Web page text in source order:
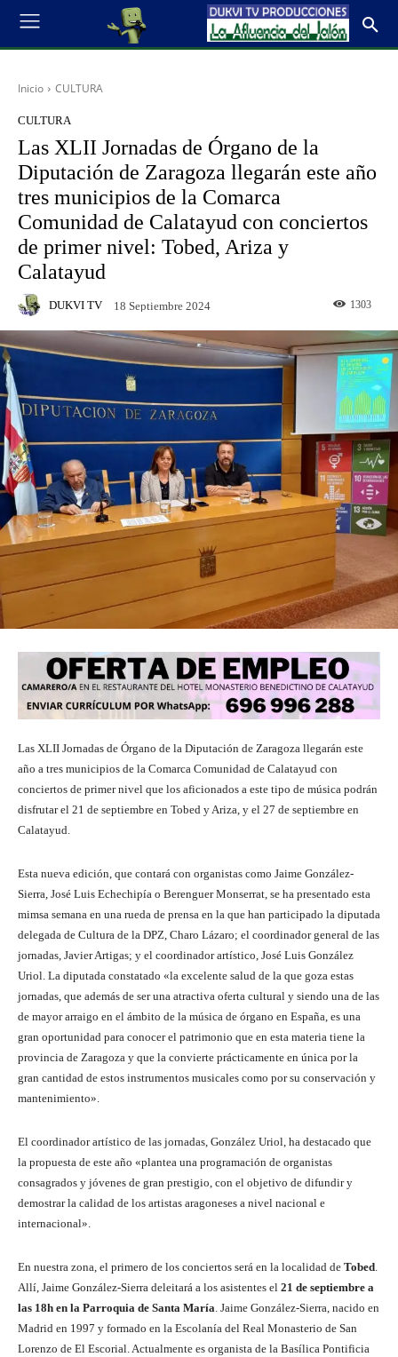
Inicio CULTURA
CULTURA
Las XLII Jornadas de Órgano de la
Diputación de Zaragoza llegarán este año
tres municipios de la Comarca
Comunidad de Calatayud con conciertos
de primer nivel: Tobed, Ariza y
Calatayud
DUKVI TV 18 Septiembre 2024 1303
Las XLII Jornadas de Órgano de la Diputación de Zaragoza llegarán este
año a tres municipios de la Comarca Comunidad de Calatayud con
conciertos de primer nivel que los aficionados a este tipo de música podrán
disfrutar el 21 de septiembre en Tobed y Ariza, y el 27 de septiembre en
Calatayud.
Esta nueva edición, que contará con organistas como Jaime González-
Sierra, José Luis Echechipía o Berenguer Monserrat, se ha presentado esta
mimsa semana en una rueda de prensa en la que han participado la diputada
delegada de Cultura de la DPZ, Charo Lázaro; el coordinador general de las
jornadas, Javier Artigas; y el coordinador artístico, José Luis González
Uriol. La diputada constatado «la excelente salud de la que goza estas
jornadas, que además de ser una atractiva oferta cultural y siendo una de las
de mayor arraigo en el ámbito de la música de órgano en España, es una
gran oportunidad para conocer el patrimonio que en esta materia tiene la
provincia de Zaragoza y que la convierte prácticamente en única por la
gran cantidad de estos instrumentos musicales como por su conservación y
mantenimiento».
El coordinador artístico de las jornadas, González Uriol, ha destacado que
la propuesta de este año «plantea una programación de organistas
consagrados y jóvenes de gran prestigio, con el objetivo de difundir y
demostrar la calidad de los artistas aragoneses a nivel nacional e
internacional».
En nuestra zona, el primero de los conciertos será en la localidad de Tobed.
Allí, Jaime González-Sierra deleitará a los asistentes el 21 de septiembre a
las 18h en la Parroquia de Santa María. Jaime González-Sierra, nacido en
Madrid en 1997 y formado en la Escolanía del Real Monasterio de San
Lorenzo de El Escorial. Actualmente es organista de la Basílica Pontificia